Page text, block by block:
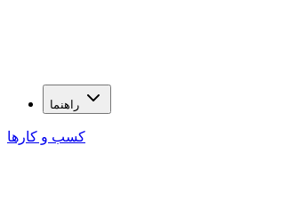
راهنما
کسب و کارها